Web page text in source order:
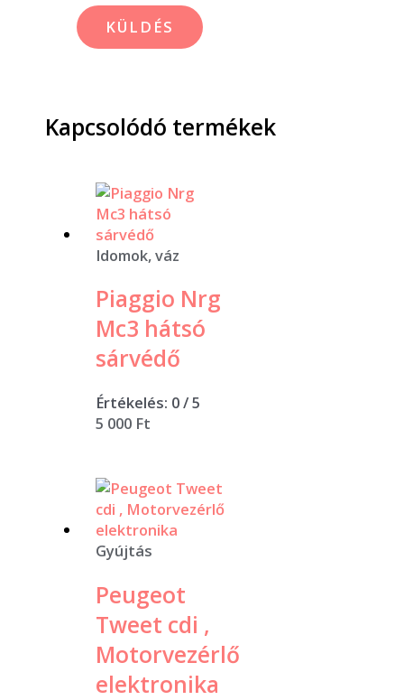
Kapcsolódó termékek
Idomok, váz
Piaggio Nrg
Mc3 hátsó
sárvédő
Értékelés: 0/ 5
5 000 Ft
Gyújtás
Peugeot
Tweet cdi ,
Motorvezérlő
elektronika